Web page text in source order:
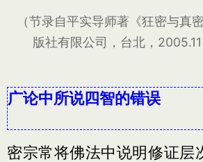
（节录自平实导师著《狂密与真
版社有限公司，台北，
广论中所说四智的错误
密宗常将佛法中说明修证层